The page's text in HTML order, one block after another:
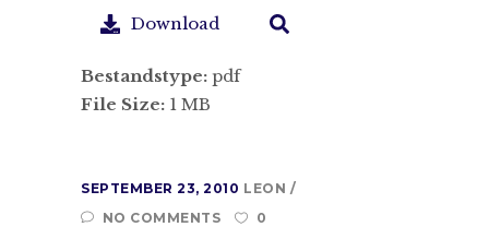
Download
Bestandstype: pdf
File Size: 1 MB
SEPTEMBER 23, 2010 LEON
NO COMMENTS
0